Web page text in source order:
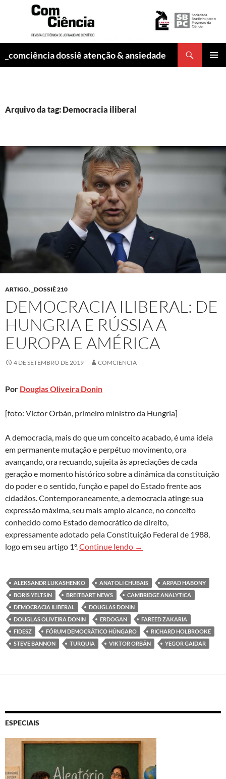
_comciência dossiê atenção & ansiedade
Arquivo da tag: Democracia iliberal
ARTIGO, _DOSSIÊ 210
DEMOCRACIA ILIBERAL: DE
HUNGRIA E RÚSSIA A
EUROPA E AMÉRICA
4 DE SETEMBRO DE 2019 COMCIENCIA
Por Douglas Oliveira Donin
[foto: Victor Orbán, primeiro ministro da Hungria]
A democracia, mais do que um conceito acabado, é uma ideia
em permanente mutação e perpétuo movimento, ora
avançando, ora recuando, sujeita às apreciações de cada
geração e momento histórico sobre a dinâmica da constituição
do poder e o sentido, função e papel do Estado frente aos
cidadãos. Contemporaneamente, a democracia atinge sua
expressão máxima, seu mais amplo alcance, no conceito
conhecido como Estado democrático de direito,
expressamente adotado pela Constituição Federal de 1988,
logo em seu artigo 1º.Continue lendo Democracia iliberal: de
→
ALEKSANDR LUKASHENKO ANATOLI CHUBAIS
ARPAD HABONY
BORIS YELTSIN
BREITBART NEWS
CAMBRIDGE ANALYTICA
DEMOCRACIA ILIBERAL
DOUGLAS DONIN
DOUGLAS OLIVEIRA DONIN
ERDOGAN
FAREED ZAKARIA
FIDESZ
FÓRUM DEMOCRÁTICO HÚNGARO
RICHARD HOLBROOKE
STEVE BANNON
TURQUIA VIKTOR ORBÁN YEGOR GAIDAR
ESPECIAIS